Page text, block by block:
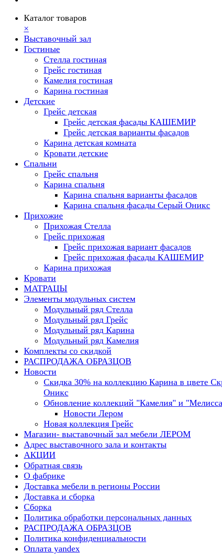
Каталог товаров
×
Выставочный зал
Гостиные
Стелла гостиная
Грейс гостиная
Камелия гостиная
Карина гостиная
Детские
Грейс детская
Грейс детская фасады КАШЕМИР
Грейс детская варианты фасадов
Карина детская комната
Кровати детские
Спальни
Грейс спальня
Карина спальня
Карина спальня варианты фасадов
Карина спальня фасады Серый Оникс
Прихожие
Прихожая Стелла
Грейс прихожая
Грейс прихожая вариант фасадов
Грейс прихожая фасады КАШЕМИР
Карина прихожая
Кровати
МАТРАЦЫ
Элементы модульных систем
Модульный ряд Стелла
Модульный ряд Грейс
Модульный ряд Карина
Модульный ряд Камелия
Комплекты со скидкой
РАСПРОДАЖА ОБРАЗЦОВ
Новости
Скидка 30% на коллекцию Карина в цвете
Оникс
Обновление коллекций "Камелия" и
Новости Лером
Новая коллекция Грейс
Магазин- выставочный зал мебели ЛЕРОМ
Адрес выставочного зала и контакты
АКЦИИ
Обратная связь
О фабрике
Доставка мебели в регионы России
Доставка и сборка
Сборка
Политика обработки персональных данных
РАСПРОДАЖА ОБРАЗЦОВ
Политика конфиденциальности
Оплата yandex